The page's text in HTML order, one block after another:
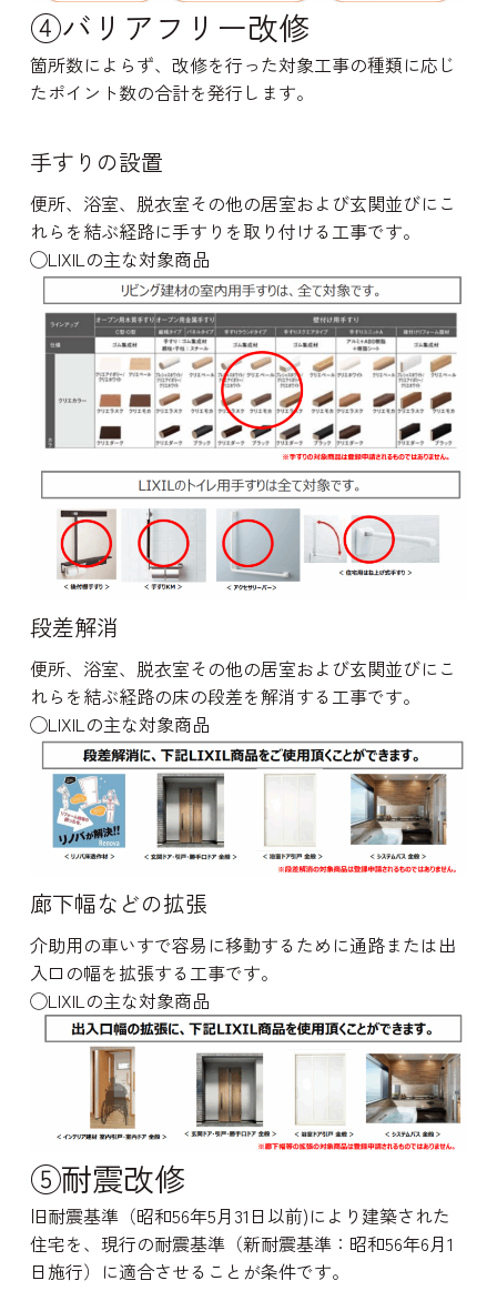
④バリアフリー改修
箇所数によらず、改修を行った対象工事の種類に応じ
たポイント数の合計を発行します。
手すりの設置
便所、浴室、脱衣室その他の居室および玄関並びにこ
れらを結ぶ経路に手すりを取り付ける工事です。
◯LIXILの主な対象商品
段差解消
便所、浴室、脱衣室その他の居室および玄関並びにこ
れらを結ぶ経路の床の段差を解消する工事です。
◯LIXILの主な対象商品
廊下幅などの拡張
介助用の車いすで容易に移動するために通路または出
入口の幅を拡張する工事です。
◯LIXILの主な対象商品
⑤耐震改修
旧耐震基準（昭和56年5月31日以前)により建築された
住宅を、現行の耐震基準（新耐震基準：昭和56年6月1
日施行）に適合させることが条件です。